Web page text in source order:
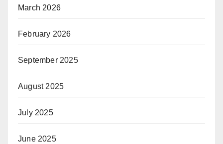
March 2026
February 2026
September 2025
August 2025
July 2025
June 2025